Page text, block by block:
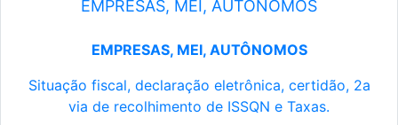
EMPRESAS, MEI, AUTÔNOMOS
EMPRESAS, MEI, AUTÔNOMOS
Situação fiscal, declaração eletrônica, certidão, 2a
via de recolhimento de ISSQN e Taxas.